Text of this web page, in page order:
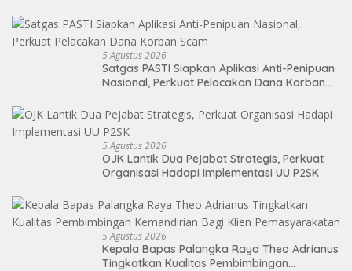
5 Agustus 2026
Satgas PASTI Siapkan Aplikasi Anti-Penipuan
Nasional, Perkuat Pelacakan Dana Korban
5 Agustus 2026
OJK Lantik Dua Pejabat Strategis, Perkuat
Organisasi Hadapi Implementasi UU P2SK
5 Agustus 2026
Kepala Bapas Palangka Raya Theo Adrianus
Tingkatkan Kualitas Pembimbingan